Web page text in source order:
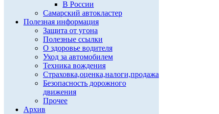
В России
Самарский автокластер
Полезная информация
Защита от угона
Полезные ссылки
О здоровье водителя
Уход за автомобилем
Техника вождения
Страховка,оценка,налоги,продажа
Безопасность дорожного
движения
Прочее
Архив